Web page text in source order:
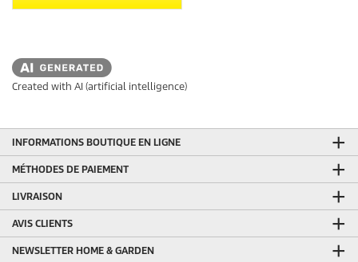
Created with AI (artificial intelligence)
INFORMATIONS BOUTIQUE EN LIGNE
MÉTHODES DE PAIEMENT
LIVRAISON
AVIS CLIENTS
NEWSLETTER HOME & GARDEN